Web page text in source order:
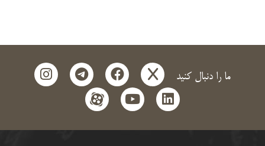
ما را دنبال کنید x
facebook
telegram
instagram
linkedin
youtube
aparat